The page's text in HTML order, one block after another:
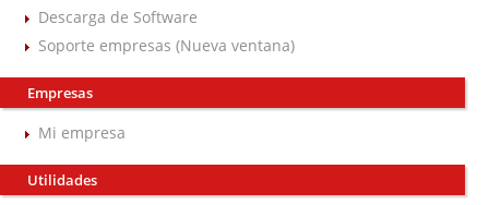
Descarga de Software
Soporte empresas (Nueva ventana)
Empresas
Mi empresa
Utilidades